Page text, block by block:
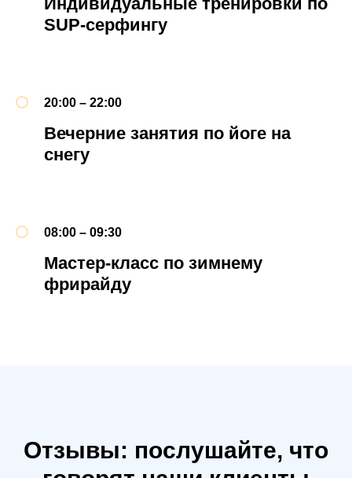
SUP-серфингу
20:00 – 22:00
Вечерние занятия по йоге на
снегу
08:00 – 09:30
Мастер-класс по зимнему
фрирайду
Отзывы: послушайте, что